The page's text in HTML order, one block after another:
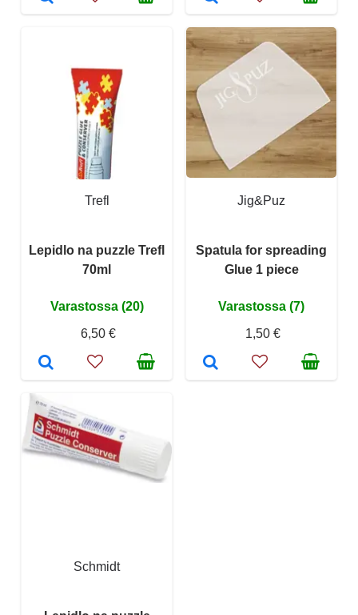
Trefl
Lepidlo na puzzle Trefl
70ml
Varastossa (20)
6,50 €
Jig&Puz
Spatula for spreading
Glue 1 piece
Varastossa (7)
1,50 €
Schmidt